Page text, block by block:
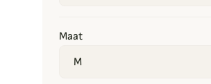
Maat